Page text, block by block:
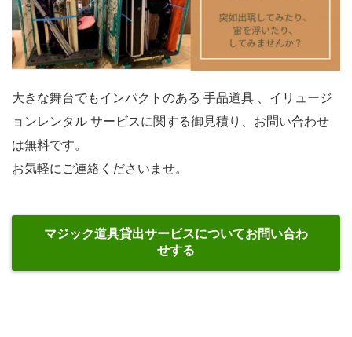
大きな舞台でもインパクトのある 手品道具 、イリュージ
ョンレンタル サービスに関する御見積り、お問い合わせ
は無料です。
お気軽にご連絡くださいませ。
マジック道具貸出サービスについてお問い合わ
せする